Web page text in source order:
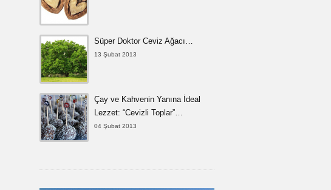
Süper Doktor Ceviz Ağacı…
13 Şubat 2013
Çay ve Kahvenin Yanına İdeal
Lezzet: “Cevizli Toplar”…
04 Şubat 2013